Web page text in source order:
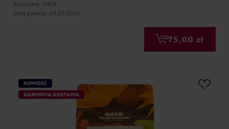
Producent: HAYB
Data palenia: 03.07.2026
75,00 zł
NOWOŚĆ
DARMOWA DOSTAWA